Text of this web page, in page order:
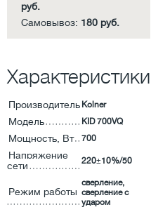
руб.
Самовывоз: 180 руб.
Характеристики
Производитель Kolner
Модель KID 700VQ
Мощность, Вт 700
Напряжение
сети
220±10%/50
Режим работы
сверление,
сверление с
ударом